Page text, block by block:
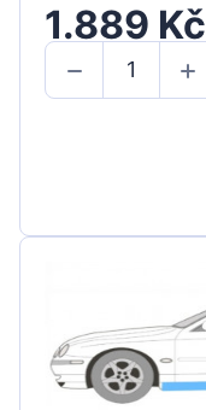
1.889 Kč